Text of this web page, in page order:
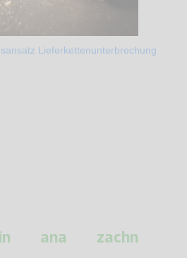
Lieferkettenunterbrechung
ana zachn